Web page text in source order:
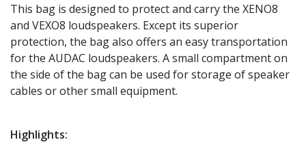
This bag is designed to protect and carry the XENO8
and VEXO8 loudspeakers. Except its superior
protection, the bag also offers an easy transportation
for the AUDAC loudspeakers. A small compartment on
the side of the bag can be used for storage of speaker
cables or other small equipment.
Highlights: